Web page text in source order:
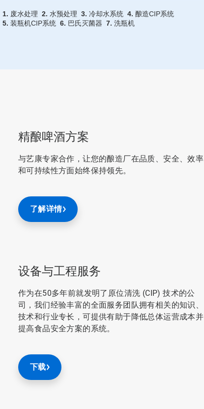
1. 废水处理 2. 水预处理 3. 冷却水系统 4. 酿造CIP系统
5. 装瓶机CIP系统 6. 巴氏灭菌器 7. 洗瓶机
精酿啤酒方案
与艺康专家合作，让您的酿造厂在品质、安全、效率
和可持续性方面始终保持领先。
了解详情
设备与工程服务
作为在50多年前就发明了原位清洗 (CIP) 技术的公
司，我们经验丰富的全面服务团队拥有相关的知识、
技术和行业专长，可提供有助于降低总体运营成本并
提高食品安全方案的系统。
下载